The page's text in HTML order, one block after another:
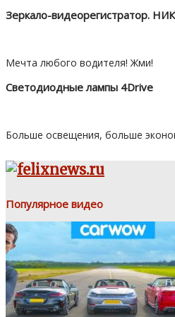
Зеркало-видеорегистратор.
Мечта любого водителя! Жми!
Светодиодные лампы 4Drive
Больше освещения, больше
Популярное видео